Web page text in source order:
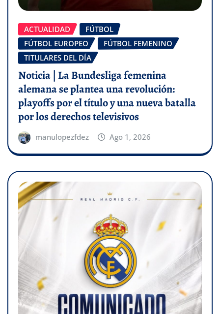
ACTUALIDAD
FÚTBOL
FÚTBOL EUROPEO
FÚTBOL FEMENINO
TITULARES DEL DÍA
Noticia | La Bundesliga femenina
alemana se plantea una revolución:
playoffs por el título y una nueva batalla
por los derechos televisivos
manulopezfdez Ago 1, 2026